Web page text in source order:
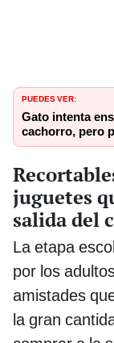
PUEDES VER:
Gato intenta
cachorro, pero
juguetes
salida del
La etapa
por los
amistades
la gran